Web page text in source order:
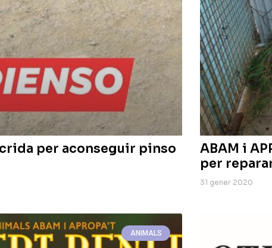
per aconseguir pinso
ABAM i
per
31 gener 2020
ANIMALS